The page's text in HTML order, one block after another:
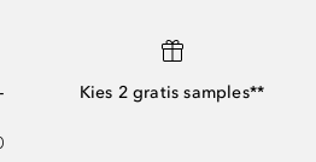
Kies 2 gratis samples**